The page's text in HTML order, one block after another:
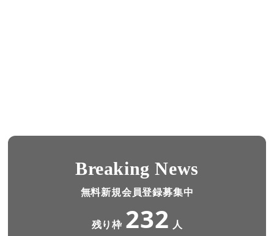
Breaking News
無料新規会員登録募集中
残り枠 232 人